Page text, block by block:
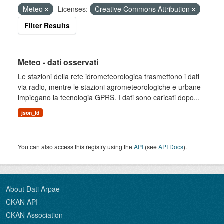
Meteo
Licenses:
Creative Commons Attribution
Filter Results
Meteo - dati osservati
Le stazioni della rete idrometeorologica trasmettono i dati
via radio, mentre le stazioni agrometeorologiche e urbane
impiegano la tecnologia GPRS. I dati sono caricati dopo...
json_ld
You can also access this registry using theAPI (seeAPI Docs).
About Dati Arpae
CKAN API
CKAN Association